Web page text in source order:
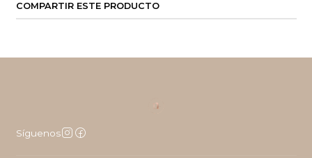
COMPARTIR ESTE PRODUCTO
Síguenos